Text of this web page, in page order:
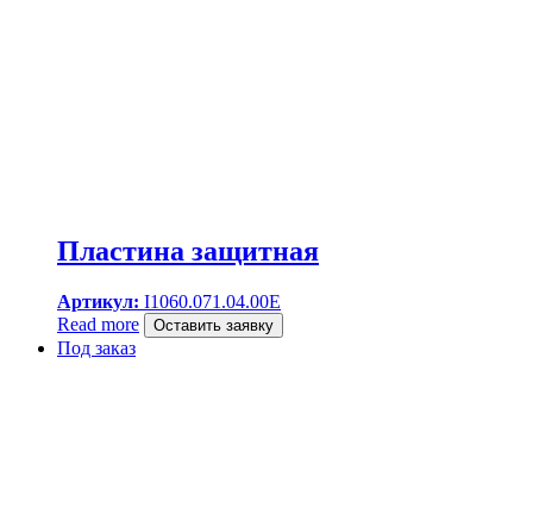
Пластина защитная
Артикул: I1060.071.04.00E
Read more
Оставить заявку
Под заказ